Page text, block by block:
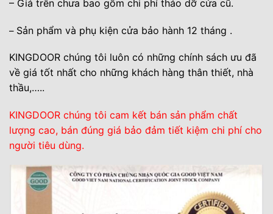
– Giá trên chưa bao gồm chi phí tháo dỡ cửa cũ.
– Sản phẩm và phụ kiện cửa bảo hành 12 tháng .
KINGDOOR chúng tôi luôn có những chính sách ưu đã
về giá tốt nhất cho những khách hàng thân thiết, nhà
thầu,…..
KINGDOOR chúng tôi cam kết bán sản phẩm chất
lượng cao, bán đúng giá bảo đảm tiết kiệm chi phí cho
người tiêu dùng.